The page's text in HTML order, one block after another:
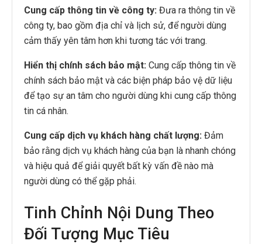
Cung cấp thông tin về công ty: Đưa ra thông tin về
công ty, bao gồm địa chỉ và lịch sử, để người dùng
cảm thấy yên tâm hơn khi tương tác với trang.
Hiển thị chính sách bảo mật: Cung cấp thông tin về
chính sách bảo mật và các biện pháp bảo vệ dữ liệu
để tạo sự an tâm cho người dùng khi cung cấp thông
tin cá nhân.
Cung cấp dịch vụ khách hàng chất lượng: Đảm
bảo rằng dịch vụ khách hàng của bạn là nhanh chóng
và hiệu quả để giải quyết bất kỳ vấn đề nào mà
người dùng có thể gặp phải.
Tinh Chỉnh Nội Dung Theo
Đối Tượng Mục Tiêu